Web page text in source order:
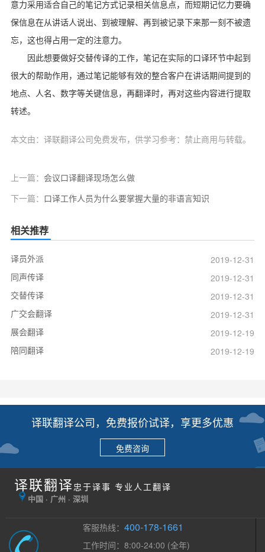
意力采用适合自己的笔记方式记录相关信息点，而短期记忆力要确
保信息在从讲话人说出、到被理解、再到被记录下来那一刻不被遗
忘，这也得占用一定的注意力。
因此想要做好交替传译的工作，笔记在实际的口译环节中起到
很大的帮助作用，通过笔记能够有效的整合客户在讲话期间提到的
地点、人名、数字等关键信息，再翻译时，再对这些内容进行提取
转述。
本文由：译联翻译公司免费发布，供学习参考：禁止商用与转载。
上一篇： 会议口译翻译现场怎么做
下一篇： 口译工作人员为什么要掌握大量的非语言知识
相关推荐
译员外派
2019-12-31
同声传译
2019-12-31
交替传译
2019-12-31
广交会翻译
2019-12-31
展会翻译
2019-12-19
陪同翻译
2019-12-19
译联翻译公司，免费报价试译，享更多优惠
免费咨询
译联翻译 忠于译事 专业人工翻译
中国 · 广州 · 深圳
客服热线：400-178-1661
工作时间：8:00-24:00 (全年)